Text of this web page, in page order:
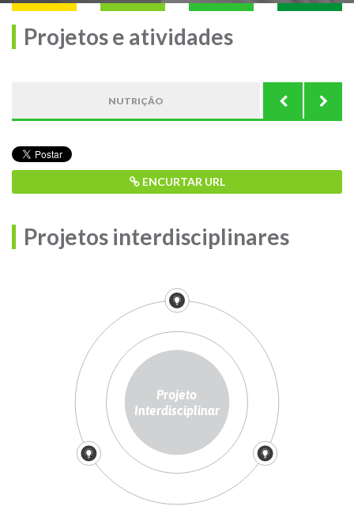
Projetos e atividades
NUTRIÇÃO
ENCURTAR URL
Projetos interdisciplinares
Projeto
Interdisciplinar